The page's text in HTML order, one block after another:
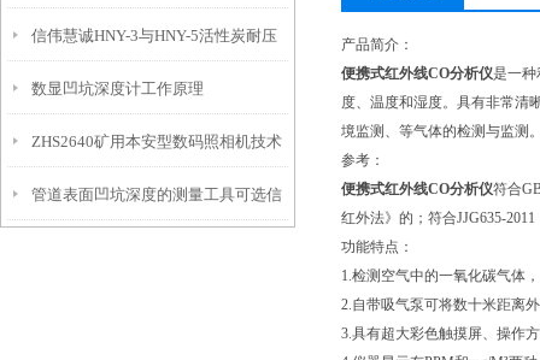
免测试过程中测针移动导致数据变动
信伟慧诚HNY-3与HNY-5活性炭耐压
强度测定仪技术参数！
数显凹坑深度计工作原理
ZHS2640矿用本安型数码照相机技术
参数！
管道表面凹坑深度的测量工具可选信
产品简介：
便携式红外线CO分析仪是一种
度、温度和湿度。具有非常清
境监测、等气体的检测与监测
参考：
便携式红外线CO分析仪符合
红外法》的；符合JJG635-
功能特点：
1.检测空气中的一氧化碳气体
2.自带吸气泵可将数十米距离
3.具有超大彩色触摸屏、操作